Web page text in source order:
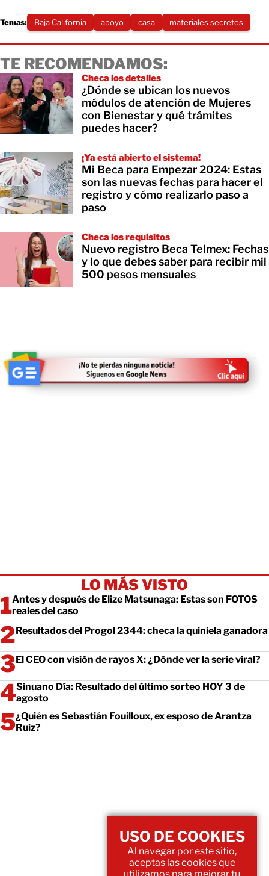
Temas: Baja California apoyo casa materiales secretos
TE RECOMENDAMOS:
Checa los detalles
¿Dónde se ubican los nuevos
módulos de atención de Mujeres
con Bienestar y qué trámites
puedes hacer?
¡Ya está abierto el sistema!
Mi Beca para Empezar 2024: Estas
son las nuevas fechas para hacer el
registro y cómo realizarlo paso a
paso
Checa los requisitos
Nuevo registro Beca Telmex: Fechas
y lo que debes saber para recibir mil
500 pesos mensuales
LO MÁS VISTO
Antes y después de Elize Matsunaga: Estas son FOTOS
reales del caso
Resultados del Progol 2344: checa la quiniela ganadora
El CEO con visión de rayos X: ¿Dónde ver la serie viral?
Sinuano Día: Resultado del último sorteo HOY 3 de
agosto
¿Quién es Sebastián Fouilloux, ex esposo de Arantza
Ruiz?
USO DE COOKIES
Al navegar por este sitio,
aceptas las cookies que